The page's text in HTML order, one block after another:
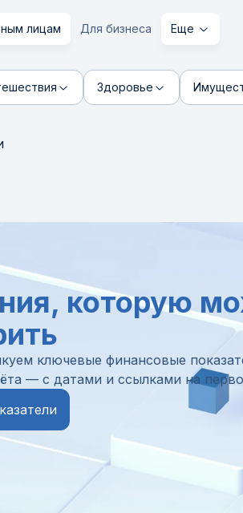
лицам Для бизнеса Еще
Здоровье
которую
ключевые финансовые
— с датами и ссылками на